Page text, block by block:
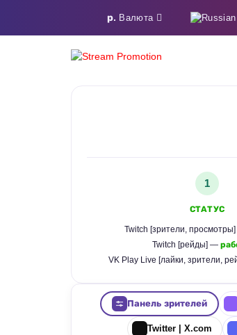
р. Валюта
1
СТАТУС
Twitch [зрители,
Twitch [рейды] —
VK Play Live [лайки, зрители,
Панель зрителей
Twitter | X.com